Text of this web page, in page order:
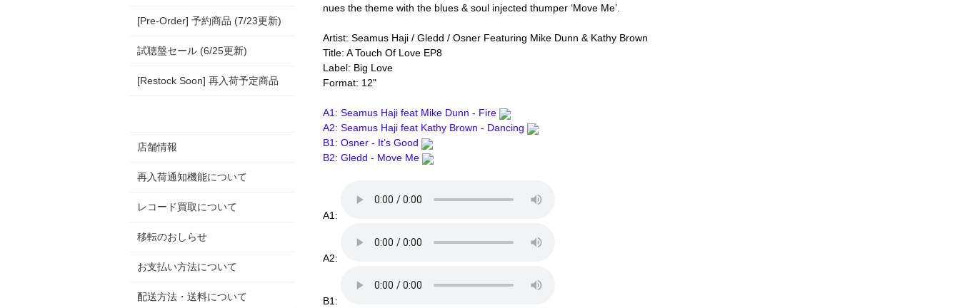
nues the theme with the blues & soul injected thumper ‘Move Me’.
Artist: Seamus Haji / Gledd / Osner Featuring Mike Dunn & Kathy Brown
Title: A Touch Of Love EP8
Label: Big Love
Format: 12"
A1: Seamus Haji feat Mike Dunn - Fire
A2: Seamus Haji feat Kathy Brown - Dancing
B1: Osner - It’s Good
B2: Gledd - Move Me
A1:
A2:
B1:
[Pre-Order] 予約商品 (7/23更新)
試聴盤セール (6/25更新)
[Restock Soon] 再入荷予定商品
店舗情報
再入荷通知機能について
レコード買取について
移転のおしらせ
お支払い方法について
配送方法・送料について